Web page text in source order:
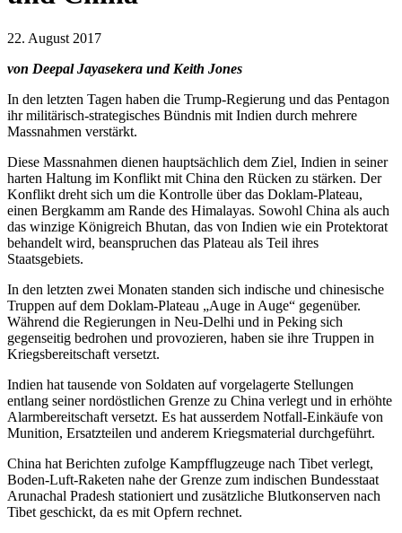
22. August 2017
von Deepal Jayasekera und Keith Jones
In den letzten Tagen haben die Trump-Regierung und das Pentagon
ihr militärisch-strategisches Bündnis mit Indien durch mehrere
Massnahmen verstärkt.
Diese Massnahmen dienen hauptsächlich dem Ziel, Indien in seiner
harten Haltung im Konflikt mit China den Rücken zu stärken. Der
Konflikt dreht sich um die Kontrolle über das Doklam-Plateau,
einen Bergkamm am Rande des Himalayas. Sowohl China als auch
das winzige Königreich Bhutan, das von Indien wie ein Protektorat
behandelt wird, beanspruchen das Plateau als Teil ihres
Staatsgebiets.
In den letzten zwei Monaten standen sich indische und chinesische
Truppen auf dem Doklam-Plateau „Auge in Auge“ gegenüber.
Während die Regierungen in Neu-Delhi und in Peking sich
gegenseitig bedrohen und provozieren, haben sie ihre Truppen in
Kriegsbereitschaft versetzt.
Indien hat tausende von Soldaten auf vorgelagerte Stellungen
entlang seiner nordöstlichen Grenze zu China verlegt und in erhöhte
Alarmbereitschaft versetzt. Es hat ausserdem Notfall-Einkäufe von
Munition, Ersatzteilen und anderem Kriegsmaterial durchgeführt.
China hat Berichten zufolge Kampfflugzeuge nach Tibet verlegt,
Boden-Luft-Raketen nahe der Grenze zum indischen Bundesstaat
Arunachal Pradesh stationiert und zusätzliche Blutkonserven nach
Tibet geschickt, da es mit Opfern rechnet.